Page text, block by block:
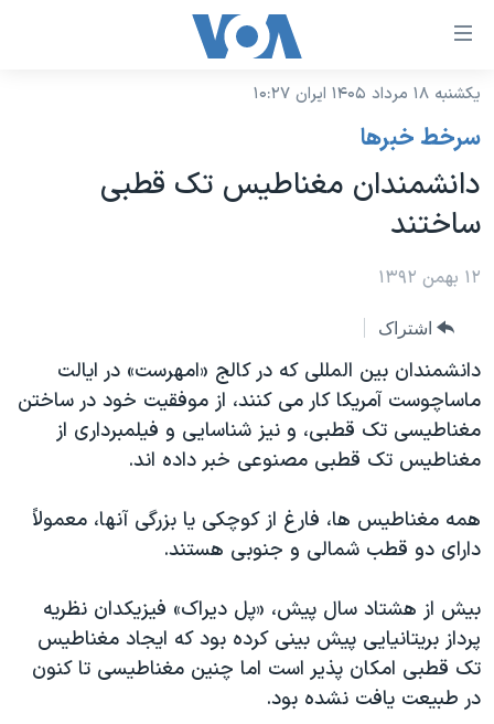
لینکهای
دسترسی
جهش
محتوای
اصلی
به
اصلی
جهش
به
جستجو
نسخه سبک وب‌سایت
موضوع ها
ایران
آمریکا
جهان
گزیده‌ها
ویژه برنامه‌ها
ویدیوها
فرهنگ و زندگی
حقوق شهروندی
علم و فناوری
اسرائیل در جنگ
گالری عکس
برنامه های تلویزیونی
جدول برنامه ها
صفحه‌های ویژه
عملیات خشم حماسی
۲۵۰سالگی آمریکا
بایگانی برنامه‌های تلویزیونی
مستندها
انتخابات ریاست جمهوری آمریکا ۲۰۲۴
رمز مهسا
ورزش زنان در ایران
اعتراضات زن، زندگی، آزادی
فرکانس‌های صدای آمریکا
پخش رادیویی
یادگیری زبان انگلیسی
دنبال کنید
زبانهای مختلف
یکشنبه ۱۸ مرداد ۱۴۰۵ ایران ۱۰:۲۷
سرخط خبرها
دانشمندان مغناطیس تک قطبی
ساختند
۱۲ بهمن ۱۳۹۲
اشتراک
دانشمندان بین المللی که در کالج «امهرست» در ایالت
ماساچوست آمریکا کار می کنند، از موفقیت خود در ساختن
مغناطیسی تک قطبی، و نیز شناسایی و فیلمبرداری از
مغناطیس تک قطبی مصنوعی خبر داده اند.
همه مغناطیس ها، فارغ از کوچکی یا بزرگی آنها، معمولاً
دارای دو قطب شمالی و جنوبی هستند.
بیش از هشتاد سال پیش، «پل دیراک» فیزیکدان نظریه
پرداز بریتانیایی پیش بینی کرده بود که ایجاد مغناطیس
تک قطبی امکان پذیر است اما چنین مغناطیسی تا کنون
در طبیعت یافت نشده بود.